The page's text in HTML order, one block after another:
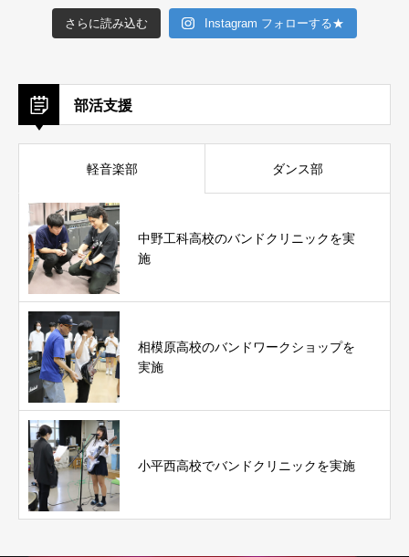
さらに読み込む Instagram フォローする★
部活支援
軽音楽部 ダンス部
中野工科高校のバンドクリニックを実
施
相模原高校のバンドワークショップを
実施
小平西高校でバンドクリニックを実施